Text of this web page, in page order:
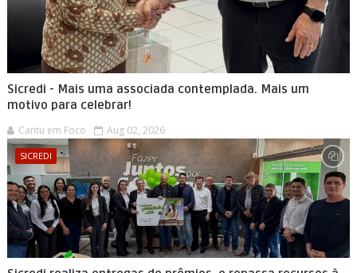
Sicredi - Mais uma associada contemplada. Mais um
motivo para celebrar!
Cantu em Foco Aug 02, 2026
SICREDI